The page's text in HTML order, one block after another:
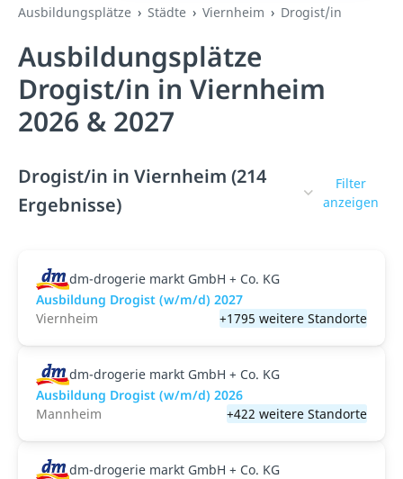
Ausbildungsplätze Städte Viernheim Drogist/in
Ausbildungsplätze
Drogist/in in Viernheim
2026 & 2027
Drogist/in in Viernheim (214
Ergebnisse)
Filter
anzeigen
dm-drogerie markt GmbH + Co. KG
Ausbildung Drogist (w/m/d) 2027
Viernheim
+1795 weitere Standorte
dm-drogerie markt GmbH + Co. KG
Ausbildung Drogist (w/m/d) 2026
Mannheim
+422 weitere Standorte
dm-drogerie markt GmbH + Co. KG